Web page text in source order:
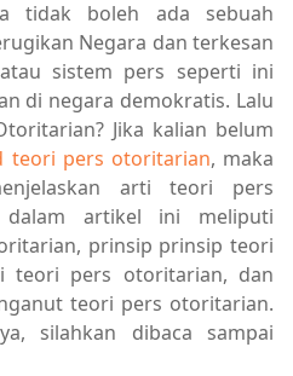
tidak boleh ada sebuah
Negara dan terkesan
sistem pers seperti ini
di negara demokratis. Lalu
Jika kalian belum
teori pers otoritarian, maka
arti teori pers
dalam artikel ini meliputi
prinsip prinsip teori
teori pers otoritarian, dan
teori pers otoritarian.
silahkan dibaca sampai